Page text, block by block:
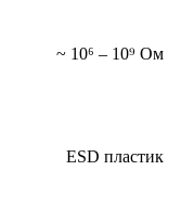
~ 10⁶ – 10⁹ Ом
ESD пластик